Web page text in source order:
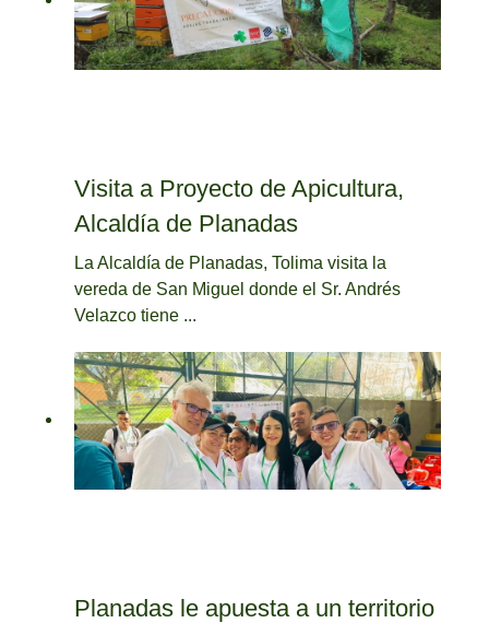
Visita a Proyecto de Apicultura,
Alcaldía de Planadas
La Alcaldía de Planadas, Tolima visita la
vereda de San Miguel donde el Sr. Andrés
Velazco tiene ...
Planadas le apuesta a un territorio